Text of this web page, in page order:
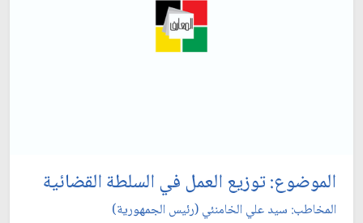
الموضوع: توزيع العمل في السلطة القضائية
المخاطب: سيد علي الخامنئي (رئيس الجمهورية)